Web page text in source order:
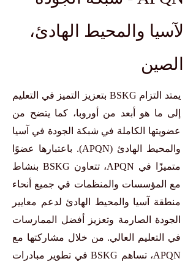
لآسيا والمحيط الهادئ،
الصين
يمتد التزام BSKG بتعزيز التميز في التعليم
إلى ما هو أبعد من أوروبا، كما يتضح من
عضويتها الكاملة في شبكة الجودة في آسيا
والمحيط الهادئ (APQN). باعتبارها عضوًا
متميزًا في APQN، تتعاون BSKG بنشاط
مع المؤسسات والمنظمات في جميع أنحاء
منطقة آسيا والمحيط الهادئ لدعم معايير
الجودة الصارمة وتعزيز أفضل الممارسات
في التعليم العالي. من خلال مشاركتها مع
APQN، تساهم BSKG في تطوير مبادرات